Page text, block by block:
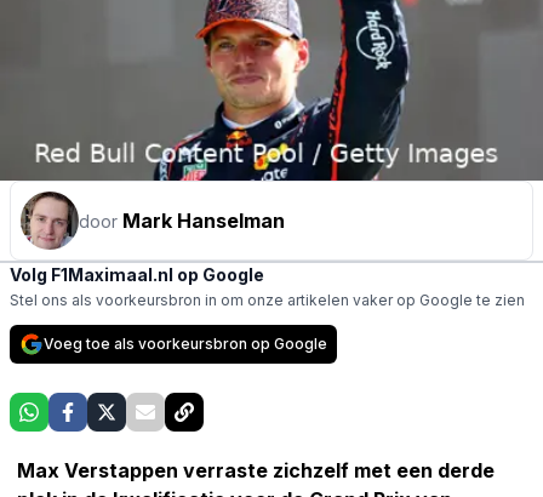
door Mark Hanselman
Volg F1Maximaal.nl op Google
Stel ons als voorkeursbron in om onze artikelen vaker op Google te zien
Voeg toe als voorkeursbron op Google
Max Verstappen verraste zichzelf met een derde